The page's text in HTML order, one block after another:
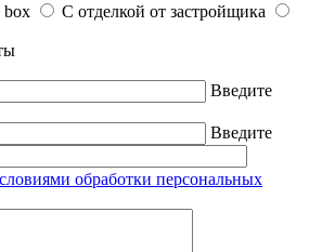
box
С отделкой от застройщика
Введите
Введите
обработки персональных